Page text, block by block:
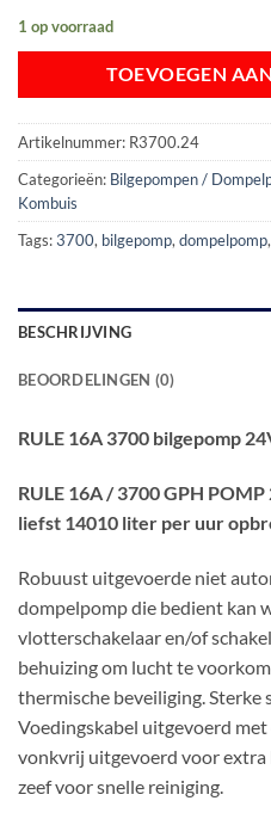
1 op voorraad
TOEVOEGEN
Artikelnummer: R3700.24
Categorieën: Bilgepompen /
Kombuis
Tags:3700, bilgepomp, dompelpomp,
BESCHRIJVING
BEOORDELINGEN (0)
RULE 16A 3700 bilgepomp
RULE 16A / 3700 GPH
liefst 14010 liter per uur
Robuust uitgevoerde niet
dompelpomp die bedient kan
vlotterschakelaar en/of
behuizing om lucht te
thermische beveiliging. Sterke
Voedingskabel uitgevoerd
vonkvrij uitgevoerd voor extra
zeef voor snelle reiniging.